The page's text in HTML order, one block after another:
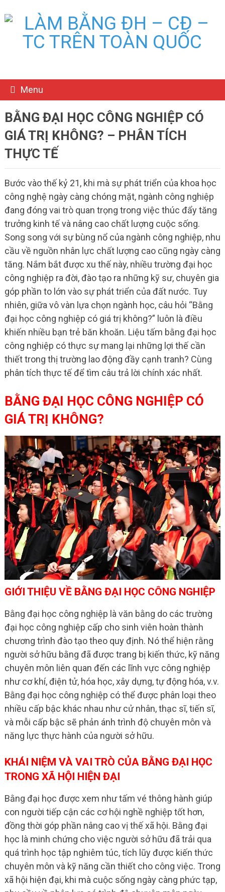
Menu
BẰNG ĐẠI HỌC CÔNG NGHIỆP CÓ
GIÁ TRỊ KHÔNG? – PHÂN TÍCH
THỰC TẾ
Bước vào thế kỷ 21, khi mà sự phát triển của khoa học
công nghệ ngày càng chóng mặt, ngành công nghiệp
đang đóng vai trò quan trọng trong việc thúc đẩy tăng
trưởng kinh tế và nâng cao chất lượng cuộc sống.
Song song với sự bùng nổ của ngành công nghiệp, nhu
cầu về nguồn nhân lực chất lượng cao cũng ngày càng
tăng. Nắm bắt được xu thế này, nhiều trường đại học
công nghiệp ra đời, đào tạo ra những kỹ sư, chuyên gia
góp phần to lớn vào sự phát triển của đất nước. Tuy
nhiên, giữa vô vàn lựa chọn ngành học, câu hỏi “Bằng
đại học công nghiệp có giá trị không?” luôn là điều
khiến nhiều bạn trẻ băn khoăn. Liệu tấm bằng đại học
công nghiệp có thực sự mang lại những lợi thế cần
thiết trong thị trường lao động đầy cạnh tranh? Cùng
phân tích thực tế để tìm câu trả lời chính xác nhất.
BẰNG ĐẠI HỌC CÔNG NGHIỆP CÓ
GIÁ TRỊ KHÔNG?
GIỚI THIỆU VỀ BẰNG ĐẠI HỌC CÔNG NGHIỆP
Bằng đại học công nghiệp là văn bằng do các trường
đại học công nghiệp cấp cho sinh viên hoàn thành
chương trình đào tạo theo quy định. Nó thể hiện rằng
người sở hữu bằng đã được trang bị kiến thức, kỹ năng
chuyên môn liên quan đến các lĩnh vực công nghiệp
như cơ khí, điện tử, hóa học, xây dựng, tự động hóa, v.v.
Bằng đại học công nghiệp có thể được phân loại theo
nhiều cấp bậc khác nhau như cử nhân, thạc sĩ, tiến sĩ,
và mỗi cấp bậc sẽ phản ánh trình độ chuyên môn và
năng lực thực hành của người sở hữu.
KHÁI NIỆM VÀ VAI TRÒ CỦA BẰNG ĐẠI HỌC
TRONG XÃ HỘI HIỆN ĐẠI
Bằng đại học được xem như tấm vé thông hành giúp
con người tiếp cận các cơ hội nghề nghiệp tốt hơn,
đồng thời góp phần nâng cao vị thế xã hội. Bằng đại
học là minh chứng cho việc người sở hữu đã trải qua
quá trình học tập nghiêm túc, tích lũy được kiến thức
chuyên môn và kỹ năng cần thiết cho công việc. Trong
xã hội hiện đại, khi mà cuộc sống ngày càng phức tạp,